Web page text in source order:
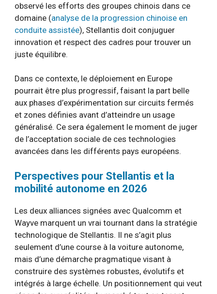
observé les efforts des groupes chinois dans ce
domaine (analyse de la progression chinoise en
conduite assistée), Stellantis doit conjuguer
innovation et respect des cadres pour trouver un
juste équilibre.
Dans ce contexte, le déploiement en Europe
pourrait être plus progressif, faisant la part belle
aux phases d’expérimentation sur circuits fermés
et zones définies avant d’atteindre un usage
généralisé. Ce sera également le moment de juger
de l’acceptation sociale de ces technologies
avancées dans les différents pays européens.
Perspectives pour Stellantis et la
mobilité autonome en 2026
Les deux alliances signées avec Qualcomm et
Wayve marquent un vrai tournant dans la stratégie
technologique de Stellantis. Il ne s’agit plus
seulement d’une course à la voiture autonome,
mais d’une démarche pragmatique visant à
construire des systèmes robustes, évolutifs et
intégrés à large échelle. Un positionnement qui veut